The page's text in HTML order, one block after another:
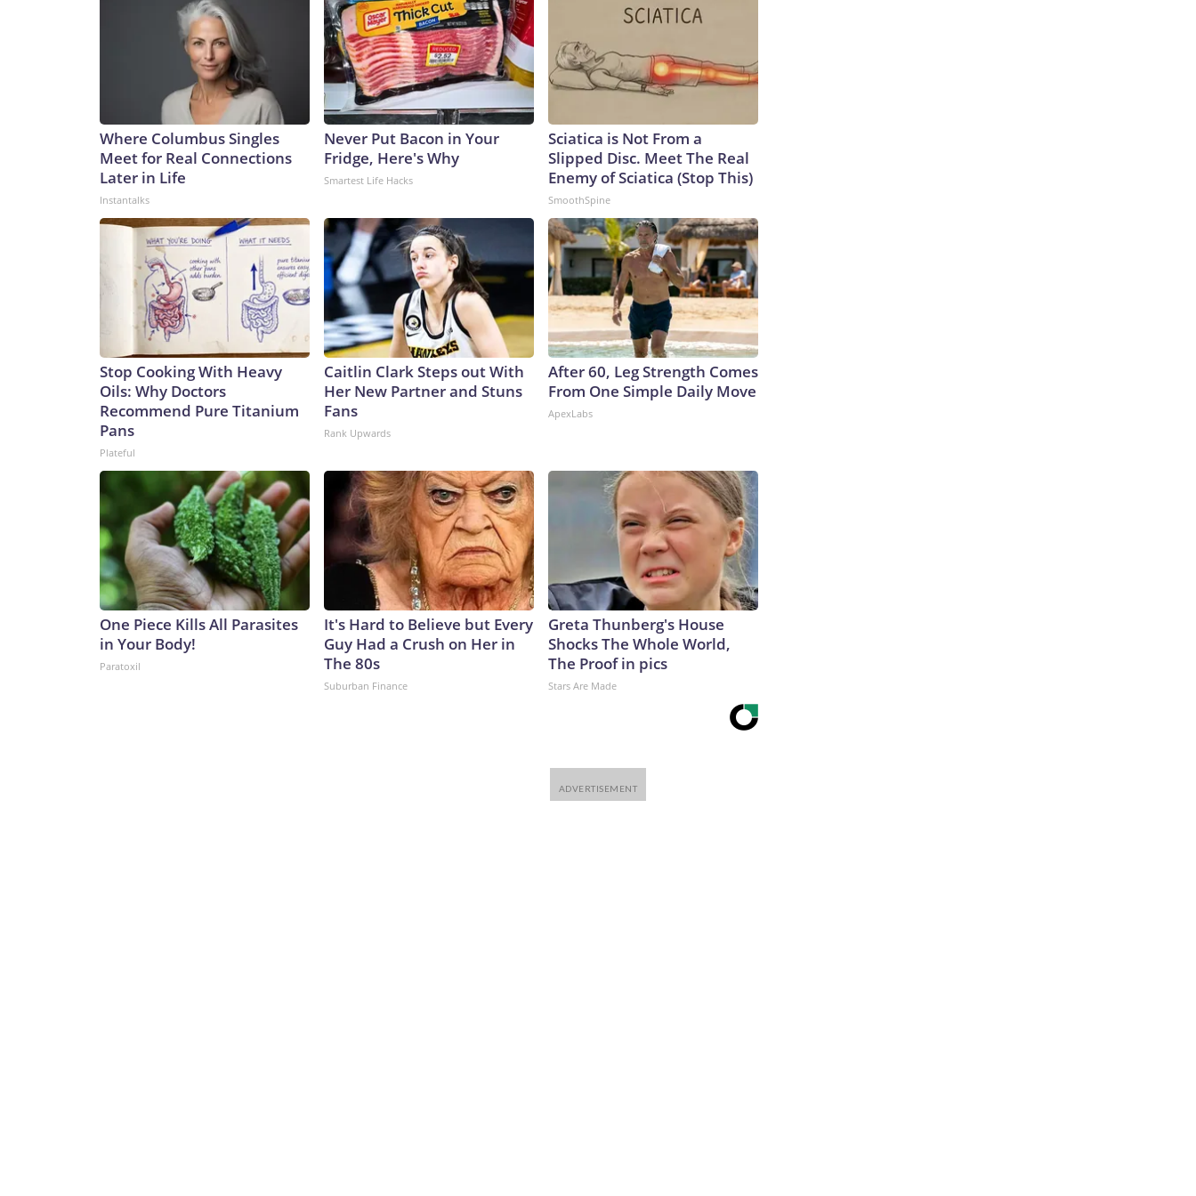
preocupación de Fauci por la covid-19, su frustración con la respuesta del Gobierno y sus relaciones
conflictivas con funcionarios de las administraciones de Trump y Biden.La presión ejercida por Paul y otros
llevó al presidente Joe Biden a indultar preventivamente a Fauci durante sus últimos días en el cargo,
protegiéndolo así de los cargos relacionados con cualquier comentario realizado en años anteriores.The-
CNN-Wire™ & © 2026 Cable News Network, Inc., a Warner Bros. Discovery Company. All rights reserved.
Where Columbus Singles
Meet for Real Connections
Later in Life
Instantalks
Never Put Bacon in Your
Fridge, Here's Why
Smartest Life Hacks
Sciatica is Not From a
Slipped Disc. Meet The Real
Enemy of Sciatica (Stop This)
SmoothSpine
Stop Cooking With Heavy
Oils: Why Doctors
Recommend Pure Titanium
Pans
Plateful
Caitlin Clark Steps out With
Her New Partner and Stuns
Fans
Rank Upwards
After 60, Leg Strength Comes
From One Simple Daily Move
ApexLabs
One Piece Kills All Parasites
in Your Body!
Paratoxil
It's Hard to Believe but Every
Guy Had a Crush on Her in
The 80s
Suburban Finance
Greta Thunberg's House
Shocks The Whole World,
The Proof in pics
Stars Are Made